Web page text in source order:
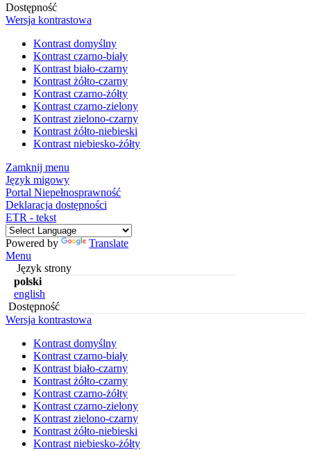
Dostępność
Wersja kontrastowa
Kontrast domyślny
Kontrast czarno-biały
Kontrast biało-czarny
Kontrast żółto-czarny
Kontrast czarno-żółty
Kontrast czarno-zielony
Kontrast zielono-czarny
Kontrast żółto-niebieski
Kontrast niebiesko-żółty
Zamknij menu
Język migowy
Portal Niepełnosprawność
Deklaracja dostępności
ETR - tekst
Powered by
Translate
Menu
Język strony
polski
english
Dostępność
Wersja kontrastowa
Kontrast domyślny
Kontrast czarno-biały
Kontrast biało-czarny
Kontrast żółto-czarny
Kontrast czarno-żółty
Kontrast czarno-zielony
Kontrast zielono-czarny
Kontrast żółto-niebieski
Kontrast niebiesko-żółty